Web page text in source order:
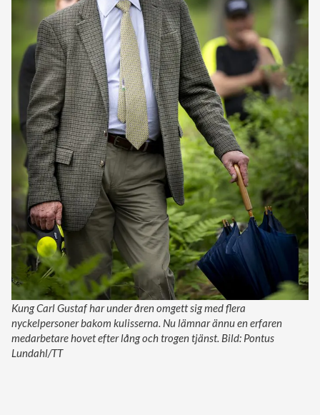
Kung Carl Gustaf har under åren omgett sig med flera
nyckelpersoner bakom kulisserna. Nu lämnar ännu en erfaren
medarbetare hovet efter lång och trogen tjänst. Bild: Pontus
Lundahl/TT